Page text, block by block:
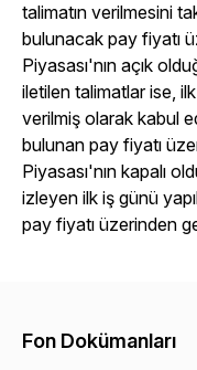
talimatın verilmesini
bulunacak pay fiyatı
Piyasası'nın açık
iletilen talimatlar ise,
verilmiş olarak kabul
bulunan pay fiyatı
Piyasası'nın kapalı
izleyen ilk iş günü
pay fiyatı üzerinden
Fon Dokümanları